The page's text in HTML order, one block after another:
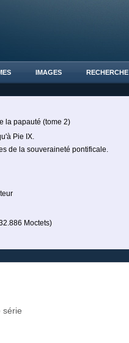
IMAGES RECHERCHE
la papauté (tome 2)
Pie IX.
de la souveraineté pontificale.
Moctets)
série